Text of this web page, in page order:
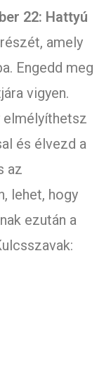
22: Hattyú
amely
Engedd meg
vigyen.
elmélyíthetsz
és élvezd a
az
lehet, hogy
ezután a